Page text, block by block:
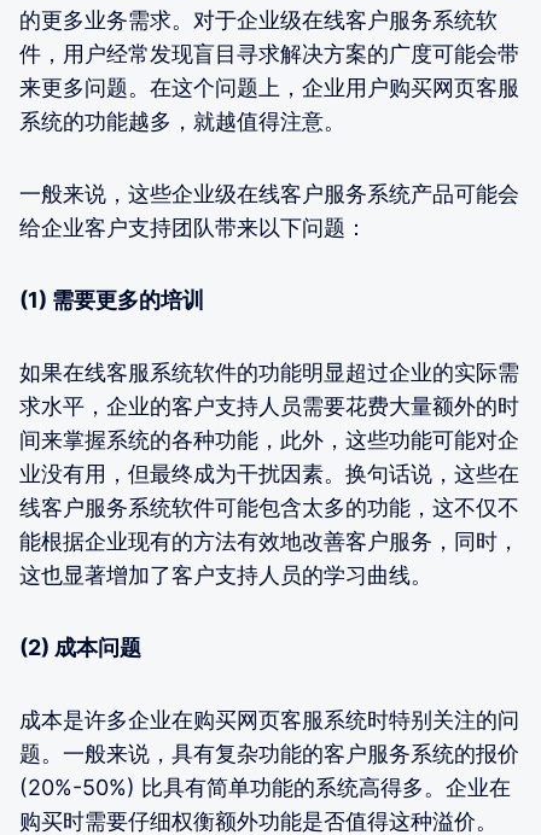
的更多业务需求。对于企业级在线客户服务系统软
件，用户经常发现盲目寻求解决方案的广度可能会带
来更多问题。在这个问题上，企业用户购买网页客服
系统的功能越多，就越值得注意。
一般来说，这些企业级在线客户服务系统产品可能会
给企业客户支持团队带来以下问题：
(1) 需要更多的培训
如果在线客服系统软件的功能明显超过企业的实际需
求水平，企业的客户支持人员需要花费大量额外的时
间来掌握系统的各种功能，此外，这些功能可能对企
业没有用，但最终成为干扰因素。换句话说，这些在
线客户服务系统软件可能包含太多的功能，这不仅不
能根据企业现有的方法有效地改善客户服务，同时，
这也显著增加了客户支持人员的学习曲线。
(2) 成本问题
成本是许多企业在购买网页客服系统时特别关注的问
题。一般来说，具有复杂功能的客户服务系统的报价
(20%-50%) 比具有简单功能的系统高得多。企业在
购买时需要仔细权衡额外功能是否值得这种溢价。